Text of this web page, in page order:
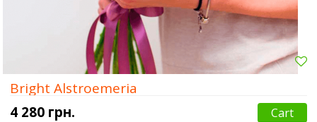
Bright Alstroemeria
4 280 грн.
Cart